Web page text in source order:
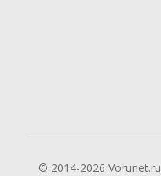
© 2014-2026 Vorunet.ru